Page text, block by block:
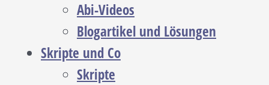
Abi-Videos
Blogartikel und Lösungen
Skripte und Co
Skripte